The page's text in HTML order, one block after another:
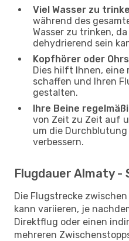
Viel Wasser zu
während des
Wasser zu trinken,
dehydrierend sein
Kopfhörer oder
Dies hilft Ihnen, eine
schaffen und Ihren
gestalten.
Ihre Beine
von Zeit zu Zeit auf
um die
verbessern.
Flugdauer Almaty -
Die Flugstrecke
kann variieren, je
Direktflug oder einen
mehreren